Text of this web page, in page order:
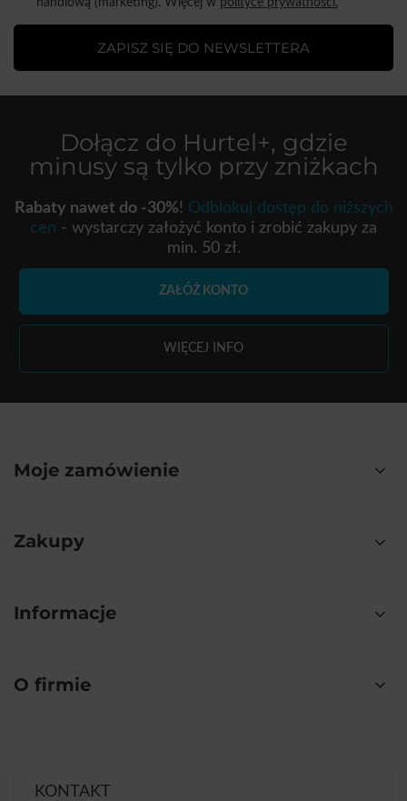
ZAPISZ SIĘ DO NEWSLETTERA
Dołącz do Hurtel+, gdzie
minusy są tylko przy zniżkach
Rabaty nawet do -30%! Odblokuj dostęp do niższych
cen - wystarczy założyć konto i zrobić zakupy za
min. 50 zł.
ZAŁÓŻ KONTO
WIĘCEJ INFO
Moje zamówienie
Zakupy
Informacje
O firmie
KONTAKT